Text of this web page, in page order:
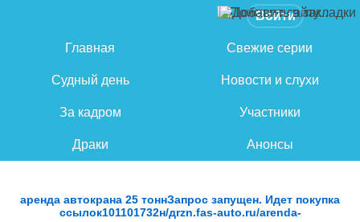
Войти
Главная Свежие серии
Судный день Новости и слухи
За кадром Участники
Драки Анонсы
аренда автокрана 25 тоннЗапрос запущен. Идет покупка
ссылок101101732н/дrzn.fas-auto.ru/arenda-